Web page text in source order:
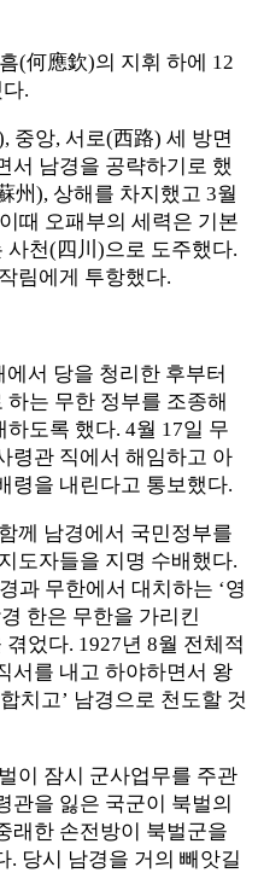
(何應欽)의 지휘 하에 12
.
중앙, 서로(西路) 세 방면
서 남경을 공략하기로 했
州), 상해를 차지했고 3월
때 오패부의 세력은 기본
천(四川)으로 도주했다.
림에게 투항했다.
서 당을 청리한 후부터
는 무한 정부를 조종해
도록 했다. 4월 17일 무
령관 직에서 해임하고 아
령을 내린다고 통보했다.
께 남경에서 국민정부를
도자들을 지명 수배했다.
과 무한에서 대치하는 ‘영
한은 무한을 가리킨
었다. 1927년 8월 전체적
서를 내고 하야하면서 왕
치고’ 남경으로 천도할 것
이 잠시 군사업무를 주관
관을 잃은 국군이 북벌의
래한 손전방이 북벌군을
. 당시 남경을 거의 빼앗길